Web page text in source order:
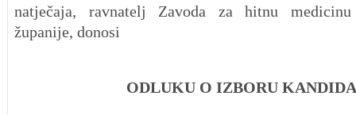
natječaja, ravnatelj Zavoda za hitnu medicinu
županije, donosi
ODLUKU O IZBORU